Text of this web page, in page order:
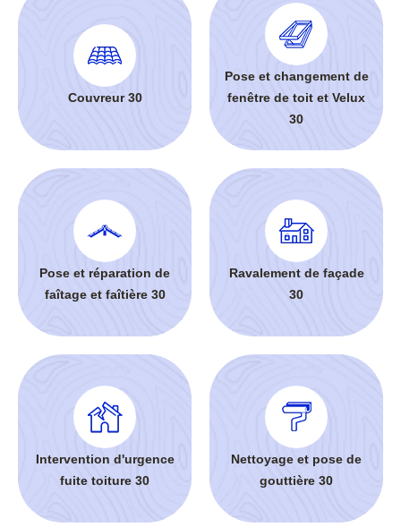
Couvreur 30
Pose et changement de
fenêtre de toit et Velux
30
Pose et réparation de
faîtage et faîtière 30
Ravalement de façade
30
Intervention d'urgence
fuite toiture 30
Nettoyage et pose de
gouttière 30